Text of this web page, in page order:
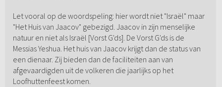
Let vooral op de woordspeling: hier wordt niet "Israël" maar
"Het Huis van Jaacov" gebezigd. Jaacov in zijn menselijke
natuur en niet als Israël [Vorst G'ds]. De Vorst G'ds is de
Messias Yeshua. Het huis van Jaacov krijgt dan de status van
een dienaar. Zij bieden dan de faciliteiten aan van
afgevaardigden uit de volkeren die jaarlijks op het
Loofhuttenfeest komen.